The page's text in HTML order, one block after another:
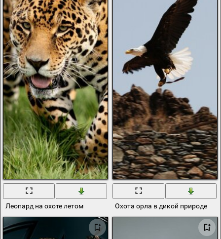
Леопард на охоте летом Охота орла в дикой природе